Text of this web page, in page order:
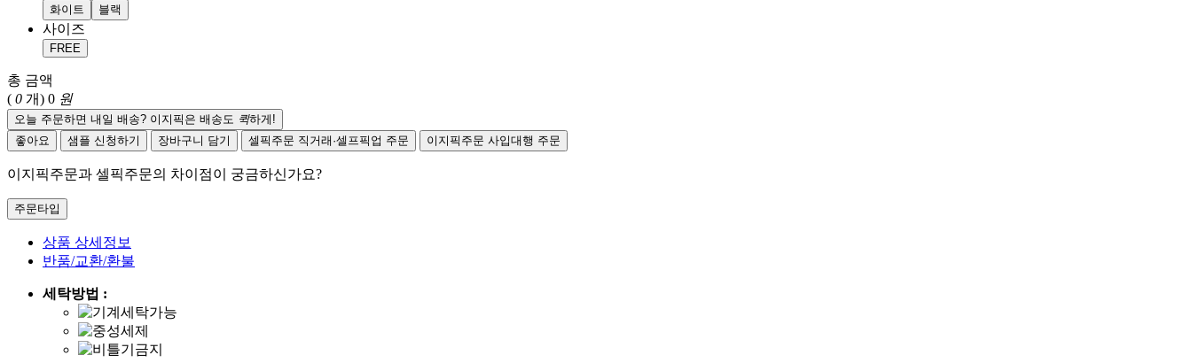
화이트 블랙
사이즈
FREE
총 금액
( 0 개) 0 원
오늘 주문하면 내일 배송? 이지픽은 배송도 퀵하게!
좋아요
샘플 신청하기 장바구니 담기 셀픽주문 직거래·셀프픽업 주문 이지픽주문 사입대행 주문
이지픽주문과 셀픽주문의 차이점이 궁금하신가요?
주문타입
상품 상세정보
반품/교환/환불
세탁방법 :